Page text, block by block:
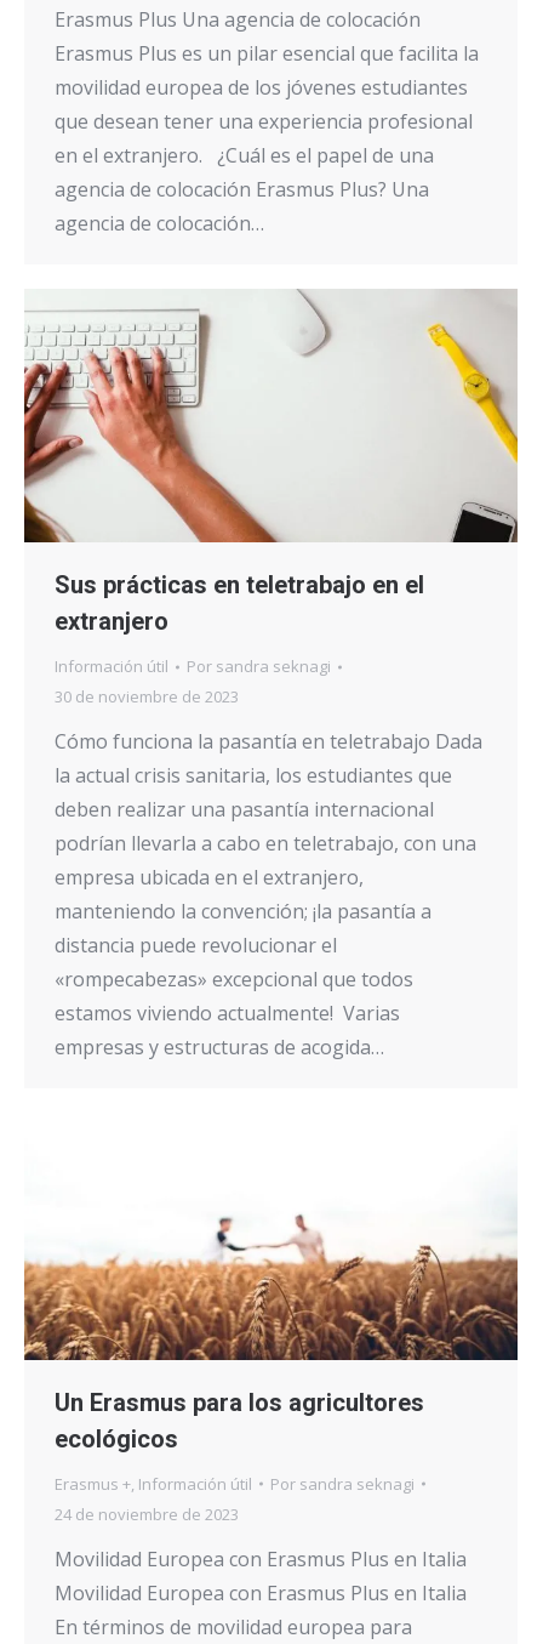
Erasmus Plus Una agencia de colocación
Erasmus Plus es un pilar esencial que facilita la
movilidad europea de los jóvenes estudiantes
que desean tener una experiencia profesional
en el extranjero. ¿Cuál es el papel de una
agencia de colocación Erasmus Plus? Una
agencia de colocación…
Sus prácticas en teletrabajo en el
extranjero
Información útil Por sandra seknagi
30 de noviembre de 2023
Cómo funciona la pasantía en teletrabajo Dada
la actual crisis sanitaria, los estudiantes que
deben realizar una pasantía internacional
podrían llevarla a cabo en teletrabajo, con una
empresa ubicada en el extranjero,
manteniendo la convención; ¡la pasantía a
distancia puede revolucionar el
«rompecabezas» excepcional que todos
estamos viviendo actualmente! Varias
empresas y estructuras de acogida…
Un Erasmus para los agricultores
ecológicos
Erasmus +, Información útil Por sandra seknagi
24 de noviembre de 2023
Movilidad Europea con Erasmus Plus en Italia
Movilidad Europea con Erasmus Plus en Italia
En términos de movilidad europea para